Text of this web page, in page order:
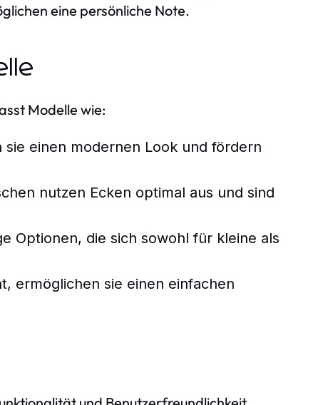
eine persönliche Note.
Modelle wie:
einen modernen Look und fördern
nutzen Ecken optimal aus und sind
Optionen, die sich sowohl für kleine als
ermöglichen sie einen einfachen